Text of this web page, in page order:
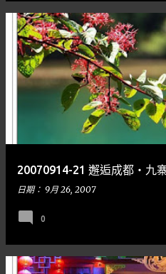
20070914-21 邂逅成都‧九
日期： 9月 26, 2007
0